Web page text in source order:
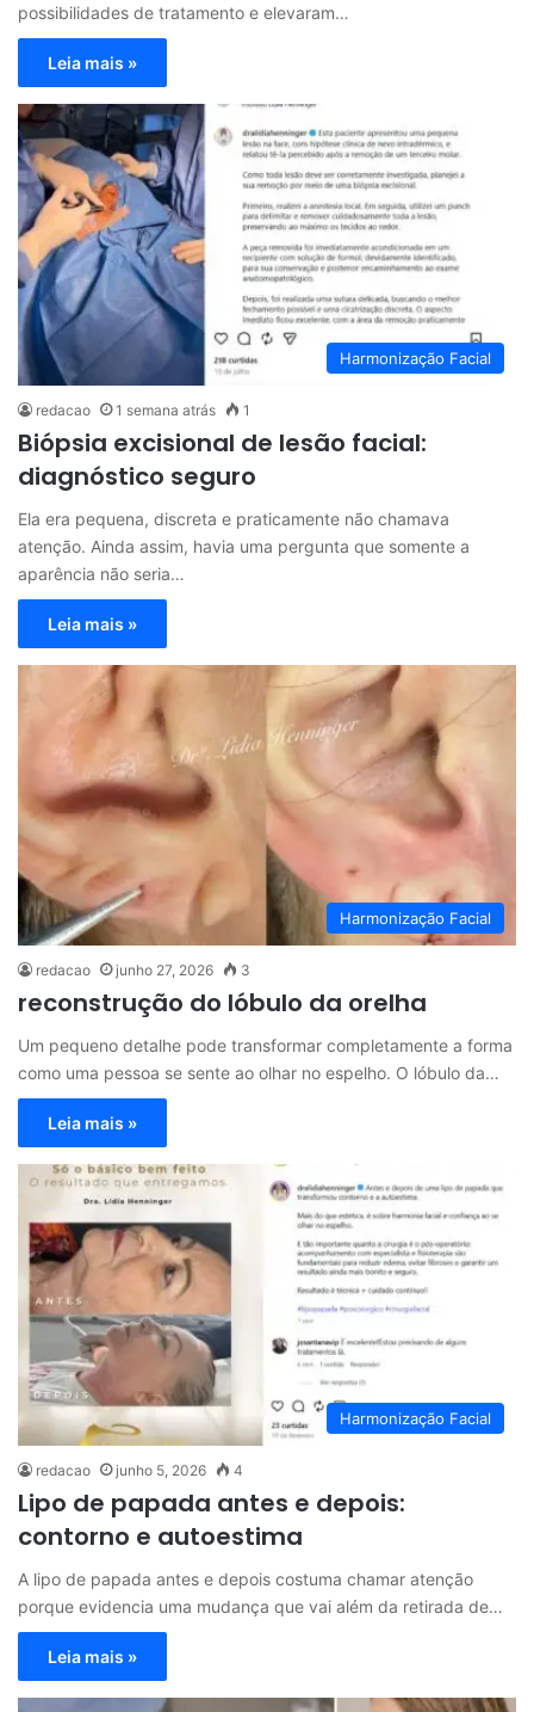
possibilidades de tratamento e elevaram…
Leia mais »
Harmonização Facial
redacao 1 semana atrás 1
Biópsia excisional de lesão facial:
diagnóstico seguro
Ela era pequena, discreta e praticamente não chamava
atenção. Ainda assim, havia uma pergunta que somente a
aparência não seria…
Leia mais »
Harmonização Facial
redacao junho 27, 2026 3
reconstrução do lóbulo da orelha
Um pequeno detalhe pode transformar completamente a forma
como uma pessoa se sente ao olhar no espelho. O lóbulo da…
Leia mais »
Harmonização Facial
redacao junho 5, 2026 4
Lipo de papada antes e depois:
contorno e autoestima
A lipo de papada antes e depois costuma chamar atenção
porque evidencia uma mudança que vai além da retirada de…
Leia mais »